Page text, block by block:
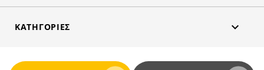
ΚΑΤΗΓΟΡΊΕΣ 